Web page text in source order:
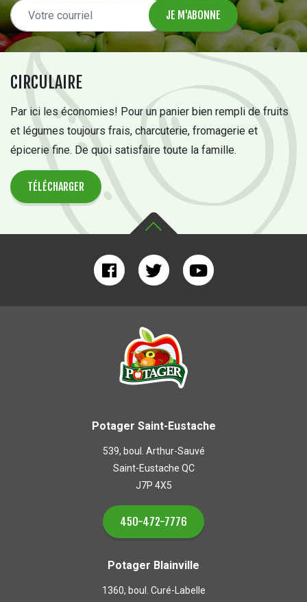
CIRCULAIRE
Par ici les économies! Pour un panier bien rempli de fruits
et légumes toujours frais, charcuterie, fromagerie et
épicerie fine. De quoi satisfaire toute la famille.
TÉLÉCHARGER
Potager Saint-Eustache
539, boul. Arthur-Sauvé
Saint-Eustache QC
J7P 4X5
450-472-7776
Potager Blainville
1360, boul. Curé-Labelle